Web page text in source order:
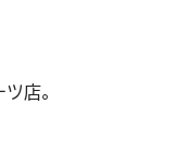
店。